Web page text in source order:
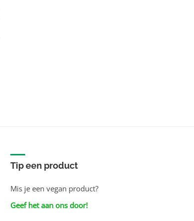
Tip een product
Mis je een vegan product?
Geef het aan ons door!